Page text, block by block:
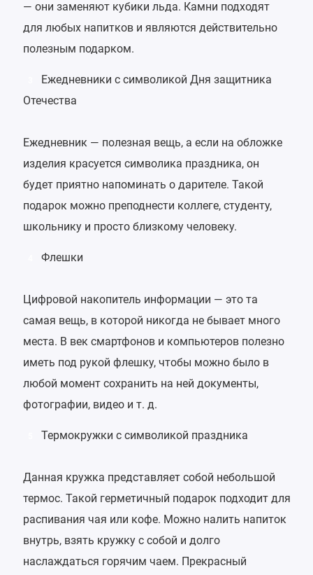
— они заменяют кубики льда. Камни подходят
для любых напитков и являются действительно
полезным подарком.
Ежедневники с символикой Дня защитника
Отечества
Ежедневник — полезная вещь, а если на обложке
изделия красуется символика праздника, он
будет приятно напоминать о дарителе. Такой
подарок можно преподнести коллеге, студенту,
школьнику и просто близкому человеку.
Флешки
Цифровой накопитель информации — это та
самая вещь, в которой никогда не бывает много
места. В век смартфонов и компьютеров полезно
иметь под рукой флешку, чтобы можно было в
любой момент сохранить на ней документы,
фотографии, видео и т. д.
Термокружки с символикой праздника
Данная кружка представляет собой небольшой
термос. Такой герметичный подарок подходит для
распивания чая или кофе. Можно налить напиток
внутрь, взять кружку с собой и долго
наслаждаться горячим чаем. Прекрасный